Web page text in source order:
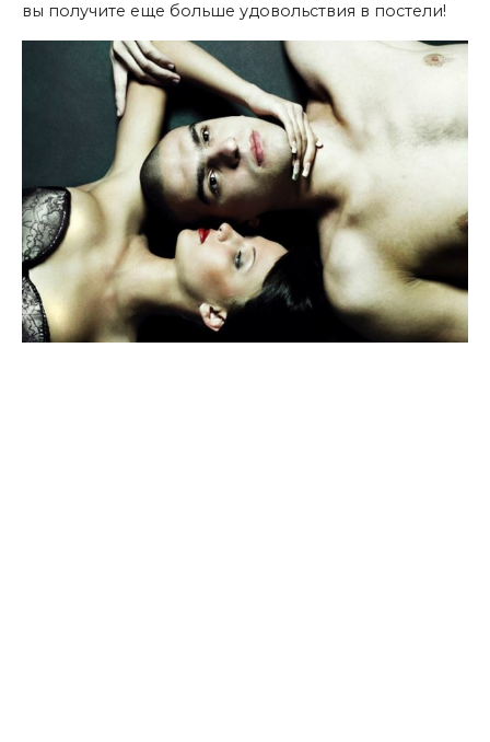
вы получите еще больше удовольствия в постели!